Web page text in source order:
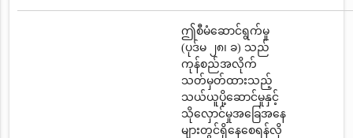
ဤစီမံဆောင်ရွက်မှု
(ပုဒ်မ ၂၈၊ ခ) သည်
ကုန်စည်အလိုက်
သတ်မှတ်ထားသည့်
သယ်ယူပို့ဆောင်မှုနှင့်
သိုလှောင်မှုအခြေအနေ
များတွင်ရှိနေစေရန်လို